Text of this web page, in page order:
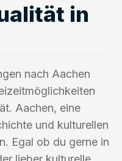
in
nach Aachen
Aachen, eine
und kulturellen
Egal ob du gerne in